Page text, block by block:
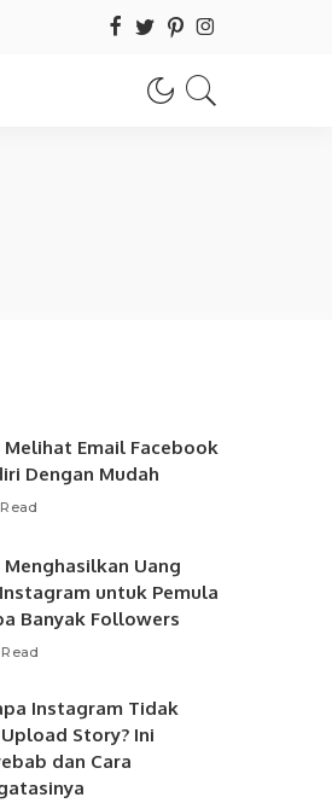
Melihat Email Facebook
Dengan Mudah
Menghasilkan Uang
untuk Pemula
Banyak Followers
Instagram Tidak
Story? Ini
dan Cara